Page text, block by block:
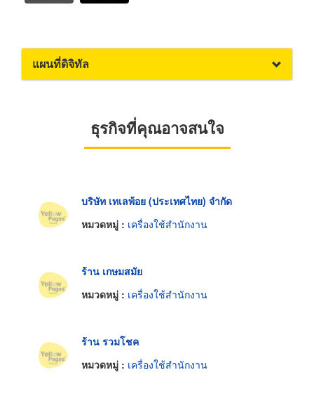
แผนที่ดิจิทัล
ธุรกิจที่คุณอาจสนใจ
บริษัท เทเลพ้อย (ประเทศไทย) จำกัด
หมวดหมู่ : เครื่องใช้สำนักงาน
ร้าน เกษมสมัย
หมวดหมู่ : เครื่องใช้สำนักงาน
ร้าน รวมโชค
หมวดหมู่ : เครื่องใช้สำนักงาน